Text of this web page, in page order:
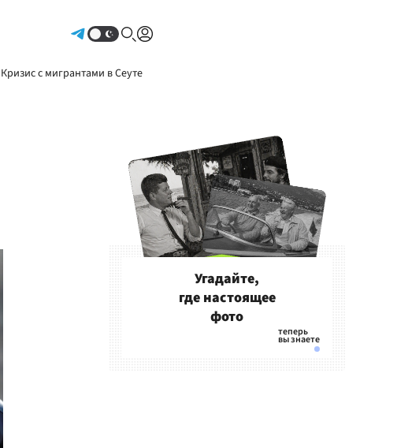
Кризис с мигрантами в Сеуте
Угадайте,
где настоящее
фото